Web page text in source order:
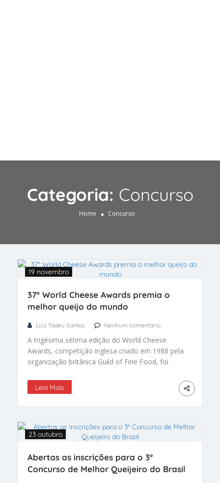
Categoria: Concurso
Home Concurso
37° World Cheese Awards premia o
melhor queijo do mundo
19 novembro
Luiz Tadeu Santos Nenhum comentário
A trigésima sétima edição do World Cheese
Awards, competição inglesa criado em 1988 pela
organização britânica Guild of Fine Food, foi
Leia Mais
Abertas as inscrições para o 3º
Concurso de Melhor Queijeiro do Brasil
23 outubro